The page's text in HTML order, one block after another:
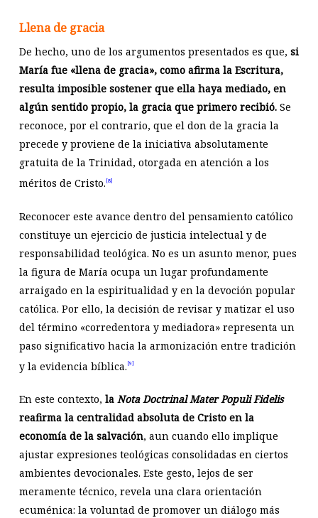
Llena de gracia
De hecho, uno de los argumentos presentados es que, si
María fue «llena de gracia», como afirma la Escritura,
resulta imposible sostener que ella haya mediado, en
algún sentido propio, la gracia que primero recibió.Se
reconoce, por el contrario, que el don de la gracia la
precede y proviene de la iniciativa absolutamente
gratuita de la Trinidad, otorgada en atención a los
méritos de Cristo. [8]
Reconocer este avance dentro del pensamiento católico
constituye un ejercicio de justicia intelectual y de
responsabilidad teológica. No es un asunto menor, pues
la figura de María ocupa un lugar profundamente
arraigado en la espiritualidad y en la devoción popular
católica. Por ello, la decisión de revisar y matizar el uso
del término «corredentora y mediadora» representa un
paso significativo hacia la armonización entre tradición
y la evidencia bíblica. [9]
En este contexto, la Nota Doctrinal Mater Populi Fidelis
reafirma la centralidad absoluta de Cristo en la
economía de la salvación, aun cuando ello implique
ajustar expresiones teológicas consolidadas en ciertos
ambientes devocionales. Este gesto, lejos de ser
meramente técnico, revela una clara orientación
ecuménica: la voluntad de promover un diálogo más